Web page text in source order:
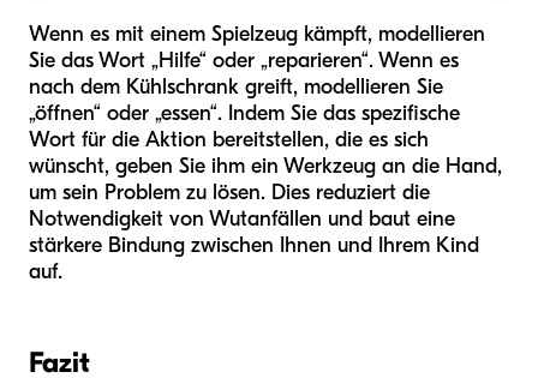
Wenn es mit einem Spielzeug kämpft, modellieren
Sie das Wort „Hilfe“ oder „reparieren“. Wenn es
nach dem Kühlschrank greift, modellieren Sie
„öffnen“ oder „essen“. Indem Sie das spezifische
Wort für die Aktion bereitstellen, die es sich
wünscht, geben Sie ihm ein Werkzeug an die Hand,
um sein Problem zu lösen. Dies reduziert die
Notwendigkeit von Wutanfällen und baut eine
stärkere Bindung zwischen Ihnen und Ihrem Kind
auf.
Fazit